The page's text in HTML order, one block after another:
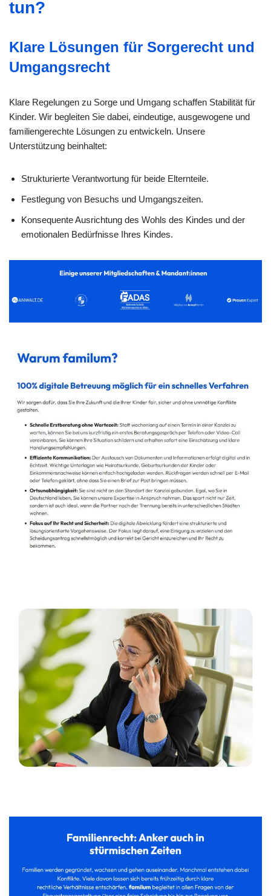
tun?
Klare Lösungen für Sorgerecht und
Umgangsrecht
Klare Regelungen zu Sorge und Umgang schaffen Stabilität für
Kinder. Wir begleiten Sie dabei, eindeutige, ausgewogene und
familiengerechte Lösungen zu entwickeln. Unsere
Unterstützung beinhaltet:
Strukturierte Verantwortung für beide Elternteile.
Festlegung von Besuchs und Umgangszeiten.
Konsequente Ausrichtung des Wohls des Kindes und der
emotionalen Bedürfnisse Ihres Kindes.